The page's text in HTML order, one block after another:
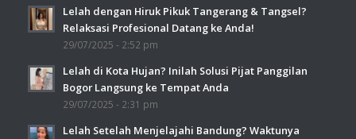
Lelah dengan Hiruk Pikuk Tangerang & Tangsel?
Relaksasi Profesional Datang ke Anda!
29/07/2025 - 2:52 pm
Lelah di Kota Hujan? Inilah Solusi Pijat Panggilan
Bogor Langsung ke Tempat Anda
29/07/2025 - 2:31 pm
Lelah Setelah Menjelajahi Bandung? Waktunya